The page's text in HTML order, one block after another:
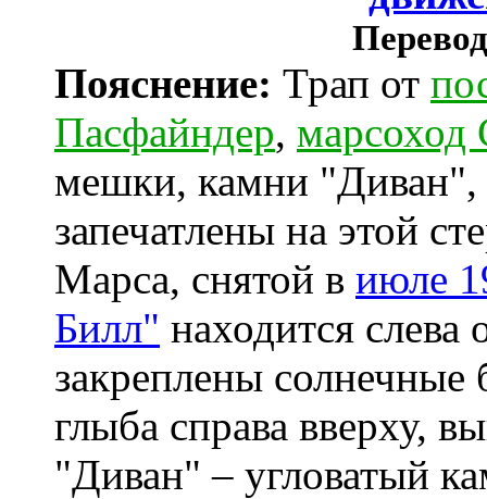
Пояснение: Трап от
Пасфайндер, марсоход
мешки, камни "Диван",
запечатлены на этой
Марса, снятой в июле
Билл" находится слева
закреплены
глыба справа вверху,
"Диван" – угловатый